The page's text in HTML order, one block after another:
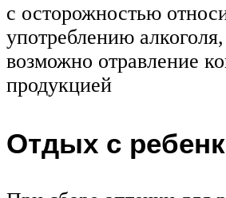
с осторожностью
употреблению
возможно отравление
продукцией
Отдых с